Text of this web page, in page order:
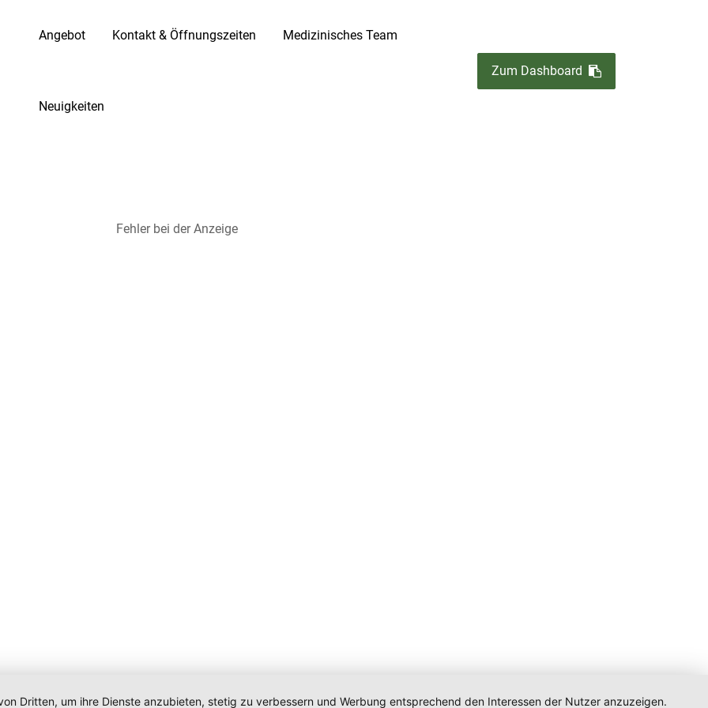
Angebot Kontakt & Öffnungszeiten Medizinisches Team
Neuigkeiten
Zum Dashboard
Fehler bei der Anzeige
Dritten, um ihre Dienste anzubieten, stetig zu verbessern und Werbung entsprechend den Interessen der Nutzer anzuzeigen.